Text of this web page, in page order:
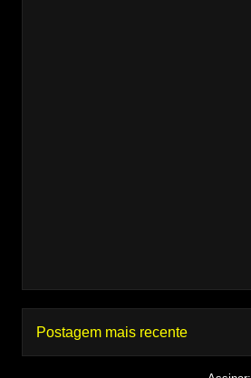
Postagem mais recente